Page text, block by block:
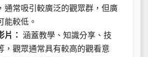
通常吸引較廣泛的觀眾群，但廣
能較低。
片： 涵蓋教學、知識分享、技
，觀眾通常具有較高的觀看意